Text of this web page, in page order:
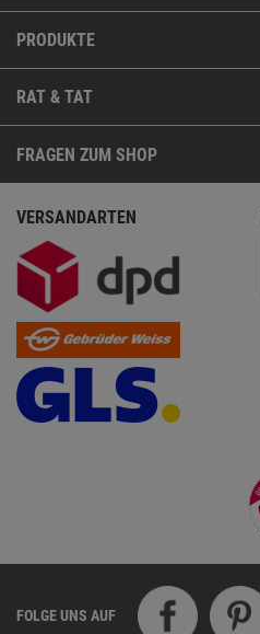
PRODUKTE
RAT & TAT
FRAGEN ZUM SHOP
VERSANDARTEN
FOLGE UNS AUF